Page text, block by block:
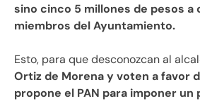
sino cinco 5 millones de pesos a
miembros del Ayuntamiento.
Esto, para que desconozcan al
Ortiz de Morena y voten a favor
propone el PAN para imponer un